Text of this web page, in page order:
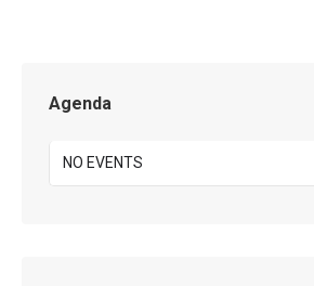
Agenda
NO EVENTS